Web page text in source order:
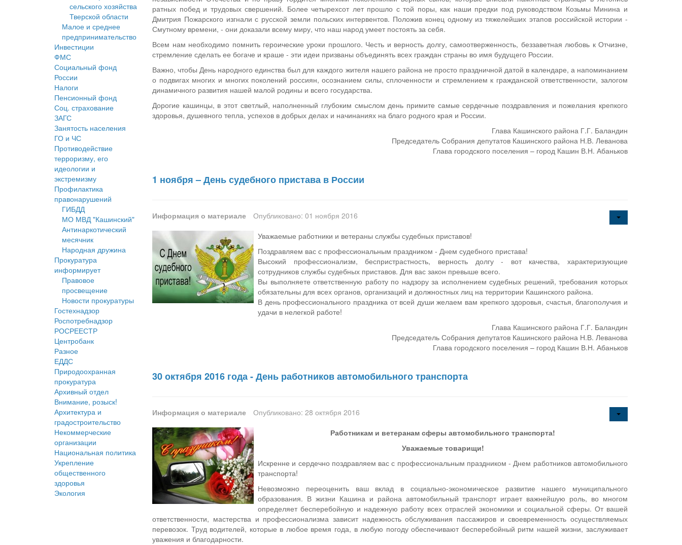
сельского хозяйства
Тверской области
Малое и среднее
предпринимательство
Инвестиции
ФМС
Социальный фонд
России
Налоги
Пенсионный фонд
Соц. страхование
ЗАГС
Занятость населения
ГО и ЧС
Противодействие
терроризму, его
идеологии и
экстремизму
Профилактика
правонарушений
ГИБДД
МО МВД "Кашинский"
Антинаркотический
месячник
Народная дружина
Прокуратура
информирует
Правовое
просвещение
Новости прокуратуры
Гостехнадзор
Роспотребнадзор
РОСРЕЕСТР
Центробанк
Разное
ЕДДС
Природоохранная
прокуратура
Архивный отдел
Внимание, розыск!
Архитектура и
градостроительство
Некоммерческие
организации
Национальная политика
Укрепление
общественного
здоровья
Экология
ратных побед и трудовых свершений. Более четырехсот лет прошло с той поры, как наши предки под руководством Козьмы Минина и
Дмитрия Пожарского изгнали с русской земли польских интервентов. Положив конец одному из тяжелейших этапов российской истории -
Смутному времени, - они доказали всему миру, что наш народ умеет постоять за себя.
Всем нам необходимо помнить героические уроки прошлого. Честь и верность долгу, самоотверженность, беззаветная любовь к Отчизне,
стремление сделать ее богаче и краше - эти идеи призваны объединять всех граждан страны во имя будущего России.
Важно, чтобы День народного единства был для каждого жителя нашего района не просто праздничной датой в календаре, а напоминанием
о подвигах многих и многих поколений россиян, осознанием силы, сплоченности и стремлением к гражданской ответственности, залогом
динамичного развития нашей малой родины и всего государства.
Дорогие кашинцы, в этот светлый, наполненный глубоким смыслом день примите самые сердечные поздравления и пожелания крепкого
здоровья, душевного тепла, успехов в добрых делах и начинаниях на благо родного края и России.
Глава Кашинского района Г.Г. Баландин
Председатель Собрания депутатов Кашинского района Н.В. Леванова
Глава городского поселения – город Кашин В.Н. Абаньков
1 ноября – День судебного пристава в России
Информация о материале
Опубликовано: 01 ноября 2016
Уважаемые работники и ветераны службы судебных приставов!
Поздравляем вас с профессиональным праздником - Днем судебного пристава!
Высокий профессионализм, беспристрастность, верность долгу - вот качества, характеризующие
сотрудников службы судебных приставов. Для вас закон превыше всего.
Вы выполняете ответственную работу по надзору за исполнением судебных решений, требования которых
обязательны для всех органов, организаций и должностных лиц на территории Кашинского района.
В день профессионального праздника от всей души желаем вам крепкого здоровья, счастья, благополучия и
удачи в нелегкой работе!
Глава Кашинского района Г.Г. Баландин
Председатель Собрания депутатов Кашинского района Н.В. Леванова
Глава городского поселения – город Кашин В.Н. Абаньков
30 октября 2016 года - День работников автомобильного транспорта
Информация о материале
Опубликовано: 28 октября 2016
Работникам и ветеранам сферы автомобильного транспорта!
Уважаемые товарищи!
Искренне и сердечно поздравляем вас с профессиональным праздником - Днем работников автомобильного
транспорта!
Невозможно переоценить ваш вклад в социально-экономическое развитие нашего муниципального
образования. В жизни Кашина и района автомобильный транспорт играет важнейшую роль, во многом
определяет бесперебойную и надежную работу всех отраслей экономики и социальной сферы. От вашей
ответственности, мастерства и профессионализма зависит надежность обслуживания пассажиров и своевременность осуществляемых
перевозок. Труд водителей, которые в любое время года, в любую погоду обеспечивают бесперебойный ритм нашей жизни, заслуживает
уважения и благодарности.